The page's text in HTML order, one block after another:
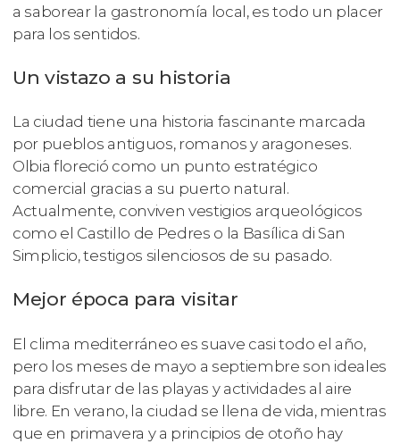
a saborear la gastronomía local, es todo un placer
para los sentidos.
Un vistazo a su historia
La ciudad tiene una historia fascinante marcada
por pueblos antiguos, romanos y aragoneses.
Olbia floreció como un punto estratégico
comercial gracias a su puerto natural.
Actualmente, conviven vestigios arqueológicos
como el Castillo de Pedres o la Basílica di San
Simplicio, testigos silenciosos de su pasado.
Mejor época para visitar
El clima mediterráneo es suave casi todo el año,
pero los meses de mayo a septiembre son ideales
para disfrutar de las playas y actividades al aire
libre. En verano, la ciudad se llena de vida, mientras
que en primavera y a principios de otoño hay